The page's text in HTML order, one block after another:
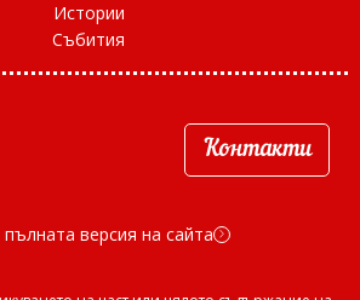
Истории
Събития
Контакти
версия на сайта d